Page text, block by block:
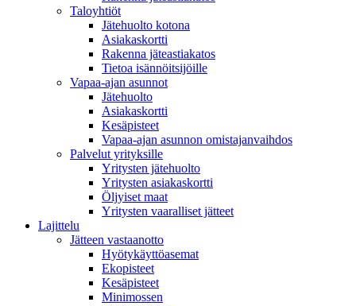
Taloyhtiöt
Jätehuolto kotona
Asiakaskortti
Rakenna jäteastiakatos
Tietoa isännöitsijöille
Vapaa-ajan asunnot
Jätehuolto
Asiakaskortti
Kesäpisteet
Vapaa-ajan asunnon omistajanvaihdos
Palvelut yrityksille
Yritysten jätehuolto
Yritysten asiakaskortti
Öljyiset maat
Yritysten vaaralliset jätteet
Lajittelu
Jätteen vastaanotto
Hyötykäyttöasemat
Ekopisteet
Kesäpisteet
Minimossen